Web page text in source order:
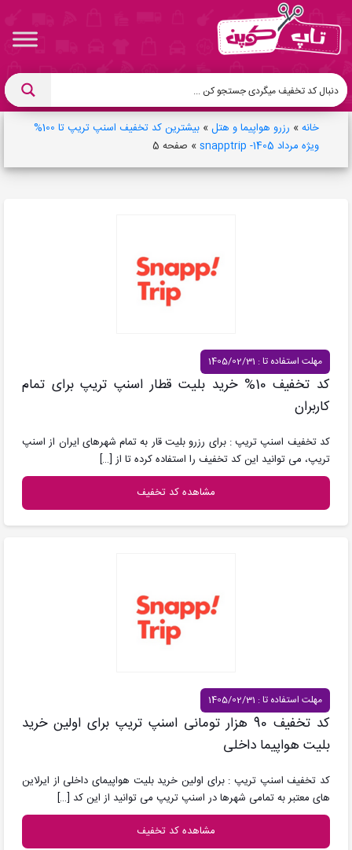
خانه» رزرو هواپیما و هتل»
بیشترین کد تخفیف اسنپ تریپ تا 100%
ویژه مرداد 1405- snapptrip
» صفحه 5
مهلت استفاده تا : 1405/02/31
کد تخفیف 10% خرید بلیت قطار اسنپ تریپ برای تمام
کاربران
کد تخفیف اسنپ تریپ : برای رزرو بلیت قار به تمام شهرهای ایران از اسنپ
تریپ، می توانید این کد تخفیف را استفاده کرده تا از […]
مشاهده کد تخفیف
مهلت استفاده تا : 1405/02/31
کد تخفیف 90 هزار تومانی اسنپ تریپ برای اولین خرید
بلیت هواپیما داخلی
کد تخفیف اسنپ تریپ : برای اولین خرید بلیت هواپیمای داخلی از ایرلاین
های معتبر به تمامی شهرها در اسنپ تریپ می توانید از این کد […]
مشاهده کد تخفیف